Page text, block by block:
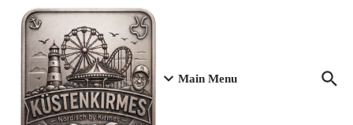
Zum Inhalt springen
Main Menu